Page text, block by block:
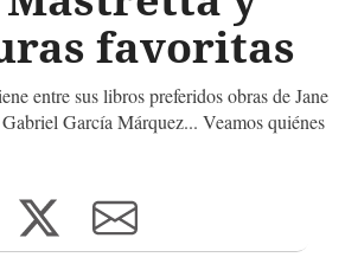
favoritas
entre sus libros preferidos obras de Jane
García Márquez... Veamos quiénes